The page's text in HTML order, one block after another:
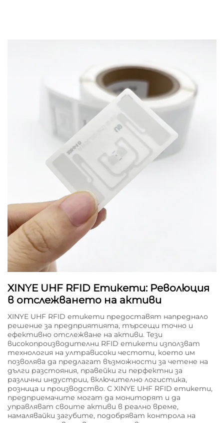
XINYE UHF RFID Етикети: Революция
в отслежването на активи
XINYE UHF RFID етикети предоставят напреднало
решение за предприятията, търсещи точно и
ефективно отслежване на активи. Тези
високопроизводителни RFID етикети използват
технология на ултрависоки честоти, което им
позволява да предлагат възможности за четене на
дълги разстояния, правейки ги перфектни за
различни индустрии, включително логистика,
розница и производство. С XINYE UHF RFID етикети,
предприемачите могат да мониторят и да
управляват своите активи в реално време,
намалявайки загубите, подобряват контрола на